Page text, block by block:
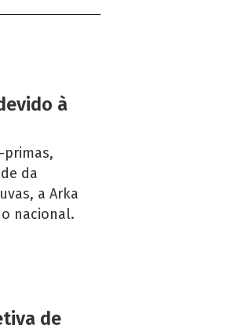
à
primas,
da
a Arka
nacional.
de